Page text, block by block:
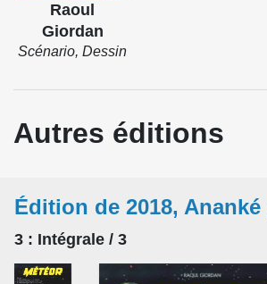
Raoul
Giordan
Scénario, Dessin
Autres éditions
Édition de 2018, Ananké
3 : Intégrale / 3